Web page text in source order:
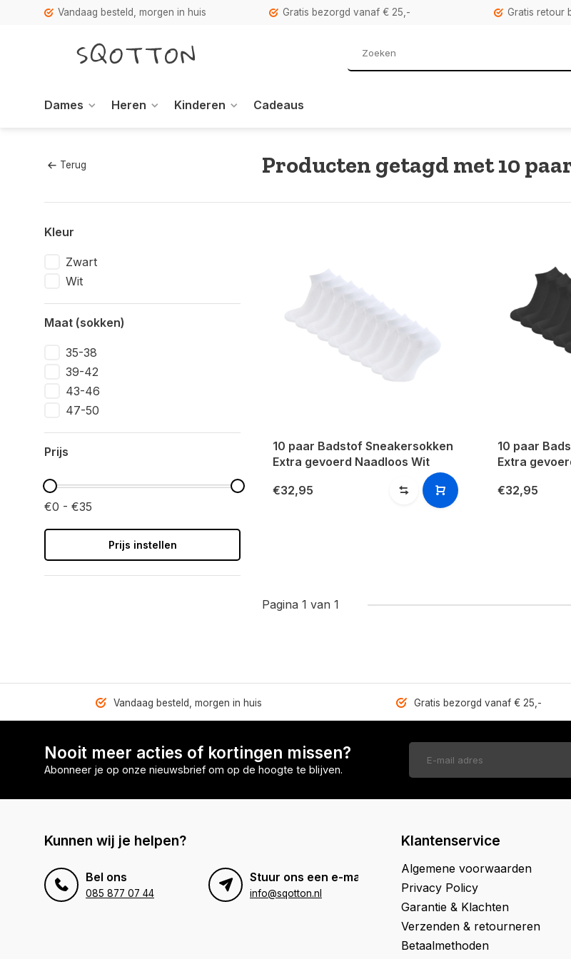
Vandaag besteld, morgen in huis Gratis bezorgd vanaf € 25,- Gratis retour
Dames Heren Kinderen Cadeaus
Terug Producten getagd met 10
Kleur
Zwart
Wit
Maat (sokken)
35-38
39-42
43-46
47-50
Prijs
€0 - €35
Prijs instellen
10 paar Badstof Sneakersokken
Extra gevoerd Naadloos Wit
€32,95
10 paar
Extra
€32,95
Pagina 1 van 1
Vandaag besteld, morgen in huis Gratis bezorgd vanaf € 25,-
Nooit meer acties of kortingen missen?
Abonneer je op onze nieuwsbrief om op de hoogte te blijven.
Kunnen wij je helpen?
Bel ons
085 877 07 44
Stuur ons een e-mail
info@sqotton.nl
Klantenservice
Algemene voorwaarden
Privacy Policy
Garantie & Klachten
Verzenden & retourneren
Betaalmethoden